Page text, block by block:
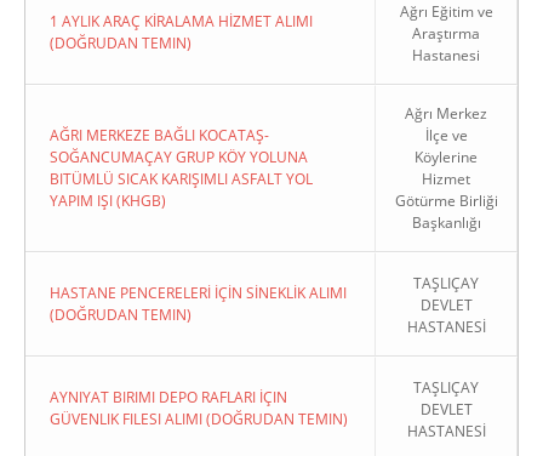
1 AYLIK ARAÇ KİRALAMA HİZMET ALIMI
(DOĞRUDAN TEMIN)
Ağrı Eğitim ve
Araştırma
Hastanesi
AĞRI MERKEZE BAĞLI KOCATAŞ-
SOĞANCUMAÇAY GRUP KÖY YOLUNA
BITÜMLÜ SICAK KARIŞIMLI ASFALT YOL
YAPIM IŞI (KHGB)
Ağrı Merkez
İlçe ve
Köylerine
Hizmet
Götürme Birliği
Başkanlığı
HASTANE PENCERELERİ İÇİN SİNEKLİK ALIMI
(DOĞRUDAN TEMIN)
TAŞLIÇAY
DEVLET
HASTANESİ
AYNIYAT BIRIMI DEPO RAFLARI İÇIN
GÜVENLIK FILESI ALIMI (DOĞRUDAN TEMIN)
TAŞLIÇAY
DEVLET
HASTANESİ